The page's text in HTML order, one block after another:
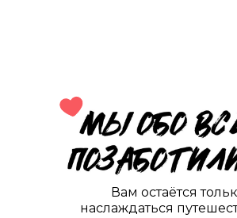
Вам остаётся
наслаждаться